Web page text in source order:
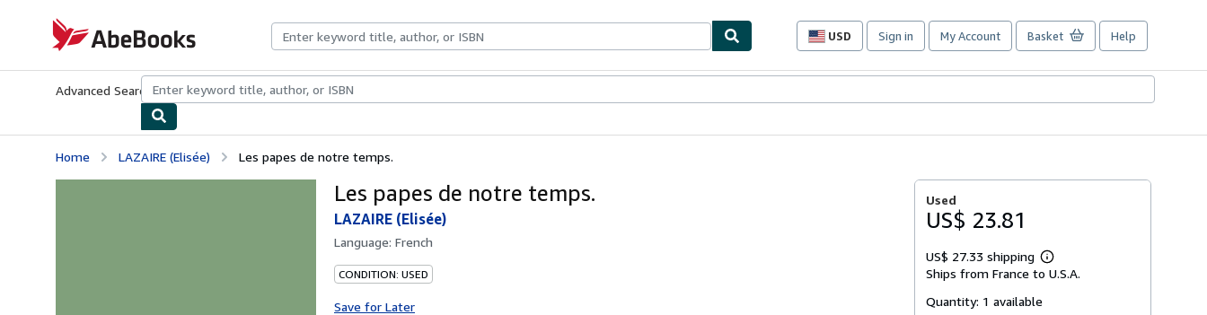
AbeBooks.com
USD
Site
preferences
Sign in My Account Basket Help
Advanced Search Browse CollectionsRare BooksArt & Collectibles
Home LAZAIRE (Elisée) Les papes de notre temps.
Les papes de notre temps.
LAZAIRE (Elisée)
Language: French
CONDITION: USED
Save for Later
Used
US$ 23.81
US$ 27.33 shipping
Learn
more
Ships from France to U.S.A.
Quantity: 1 available